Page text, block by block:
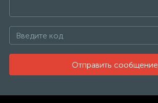
Отправить сообщение